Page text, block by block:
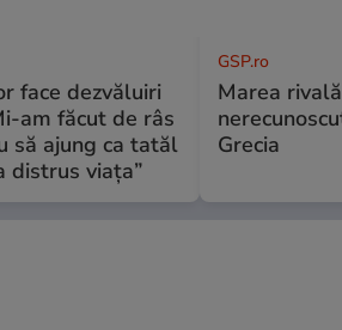
face dezvăluiri
am făcut de râs
să ajung ca tatăl
distrus viața”
GSP.ro
Marea
Grecia